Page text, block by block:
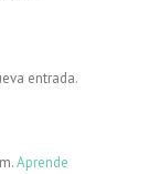
entrada.
Aprende